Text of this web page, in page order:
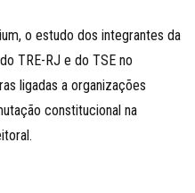
o estudo dos integrantes da
TRE-RJ e do TSE no
ligadas a organizações
constitucional na